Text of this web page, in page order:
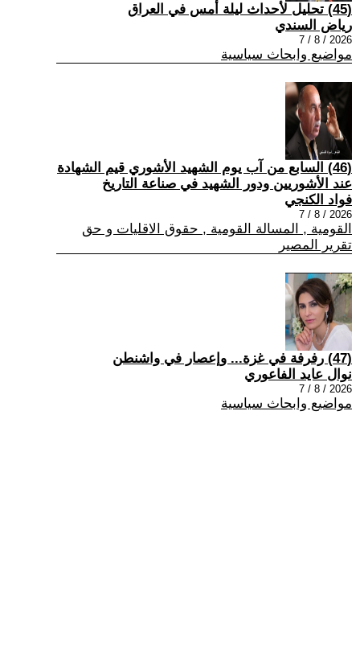
(45) تحليل لأحداث ليلة أمس في العراق
رياض السندي
2026 / 8 / 7
مواضيع وابحاث سياسية
(46) السابع من آب يوم الشهيد الأشوري قيم الشهادة
عند الأشوريين ودور الشهيد في صناعة التاريخ
فواد الكنجي
2026 / 8 / 7
القومية , المسالة القومية , حقوق الاقليات و حق
تقرير المصير
(47) رفرفة في غزة... وإعصار في واشنطن
نوال عايد الفاعوري
2026 / 8 / 7
مواضيع وابحاث سياسية